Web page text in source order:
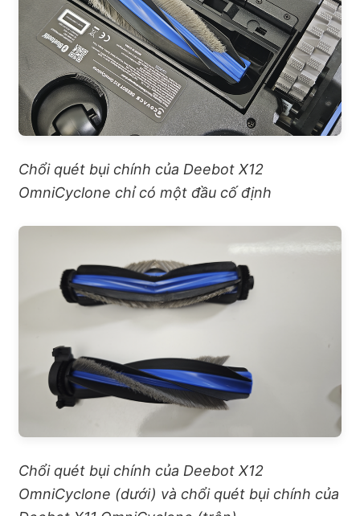
Chổi quét bụi chính của Deebot X12
OmniCyclone chỉ có một đầu cố định
Chổi quét bụi chính của Deebot X12
OmniCyclone (dưới) và chổi quét bụi chính của